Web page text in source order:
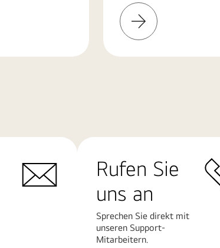
Mehr
erfahren
Rufen Sie
uns an
Sprechen Sie direkt mit
unseren Support-
Mitarbeitern.